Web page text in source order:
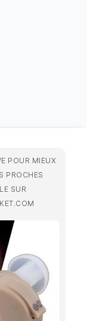
POUR MIEUX
PROCHES
SUR